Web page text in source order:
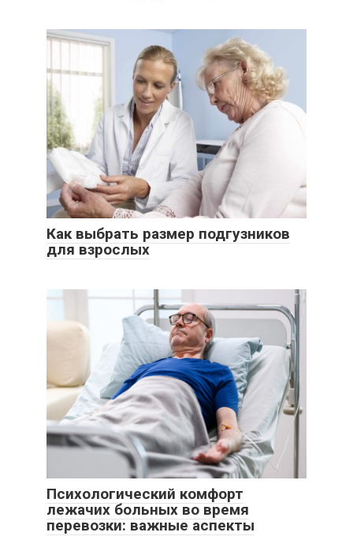
Как выбрать размер подгузников
для взрослых
Психологический комфорт
лежачих больных во время
перевозки: важные аспекты